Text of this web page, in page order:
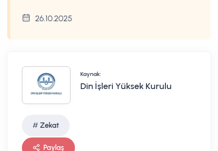
26.10.2025
Kaynak:
Din İşleri Yüksek Kurulu
Zekat
Paylaş